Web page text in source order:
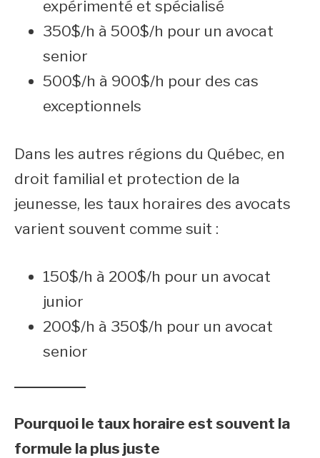
expérimenté et spécialisé
350$/h à 500$/h pour un avocat
senior
500$/h à 900$/h pour des cas
exceptionnels
Dans les autres régions du Québec, en
droit familial et protection de la
jeunesse, les taux horaires des avocats
varient souvent comme suit :
150$/h à 200$/h pour un avocat
junior
200$/h à 350$/h pour un avocat
senior
Pourquoi le taux horaire est souvent la
formule la plus juste